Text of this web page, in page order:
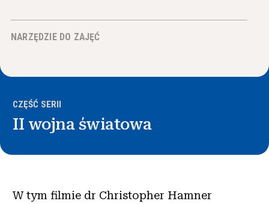
NARZĘDZIE DO ZAJĘĆ
CZĘŚĆ SERII
II wojna światowa
W tym filmie dr Christopher Hamner